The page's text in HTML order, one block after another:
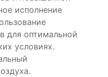
исполнение
для оптимальной
условиях.